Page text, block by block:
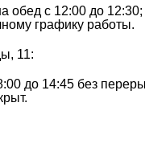
обед с 12:00 до 12:30;
графику работы.
11:
до 14:45 без